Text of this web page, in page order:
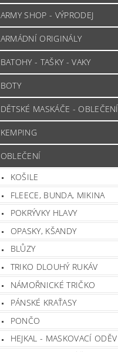
ARMY SHOP - VÝPRODEJ
ARMÁDNÍ ORIGINÁLY
BATOHY - TAŠKY - VAKY
BOTY
DĚTSKÉ MASKÁČE - OBLEČENÍ
KEMPING
OBLEČENÍ
KOŠILE
FLEECE, BUNDA, MIKINA
POKRÝVKY HLAVY
OPASKY, KŠANDY
BLŮZY
TRIKO DLOUHÝ RUKÁV
NÁMOŘNICKÉ TRIČKO
PÁNSKÉ KRAŤASY
PONČO
HEJKAL - MASKOVACÍ ODĚV